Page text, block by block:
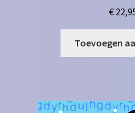
€
Toevoegen